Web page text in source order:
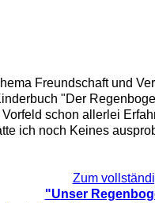
Freundschaft und
"Der
schon allerlei
ich noch Keines
Zum
"Unser